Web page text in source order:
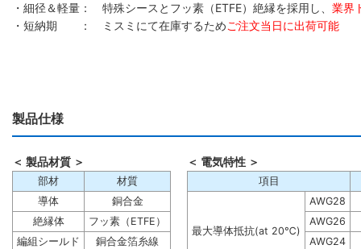
・細径＆軽量： 特殊シースとフッ素（ETFE）絶縁を採用し、 業界
・短納期 ： ミスミにて在庫するためご注文当日に出荷可能
製品仕様
＜ 製品材質 ＞
部材
材質
導体
銅合金
絶縁体
フッ素（ETFE）
編組シールド
銅合金箔糸線
＜ 電気特性 ＞
項目
最大導体抵抗(at 20℃)
AWG28
AWG26
AWG24